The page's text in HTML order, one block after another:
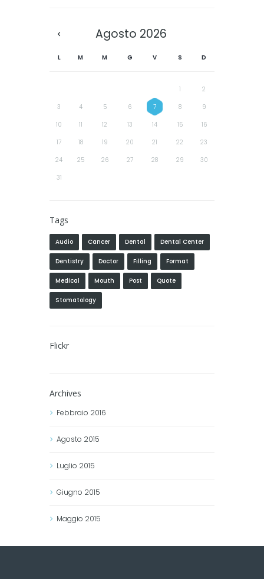
Agosto 2026
L M M G V S D
1 2
3 4 5 6 7 8 9
10 11 12 13 14 15 16
17 18 19 20 21 22 23
24 25 26 27 28 29 30
31
Tags
Audio Cancer Dental Dental Center
Dentistry Doctor Filling Format
Medical Mouth Post Quote
Stomatology
Flickr
Archives
Febbraio 2016
Agosto 2015
Luglio 2015
Giugno 2015
Maggio 2015